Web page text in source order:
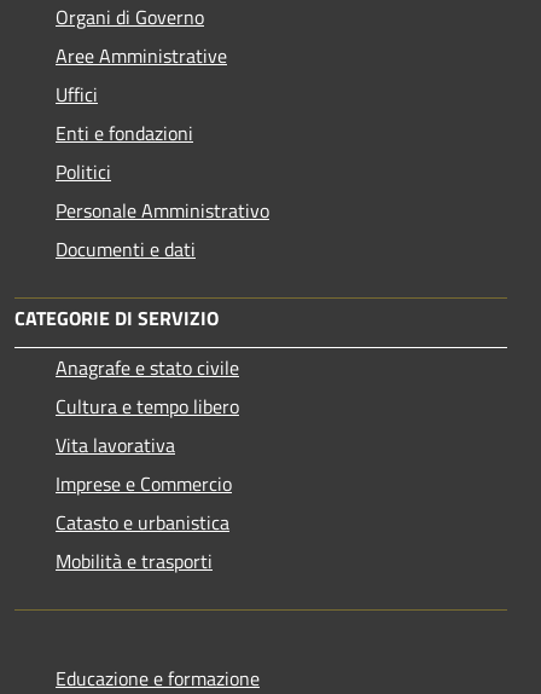
Organi di Governo
Aree Amministrative
Uffici
Enti e fondazioni
Politici
Personale Amministrativo
Documenti e dati
CATEGORIE DI SERVIZIO
Anagrafe e stato civile
Cultura e tempo libero
Vita lavorativa
Imprese e Commercio
Catasto e urbanistica
Mobilità e trasporti
Educazione e formazione